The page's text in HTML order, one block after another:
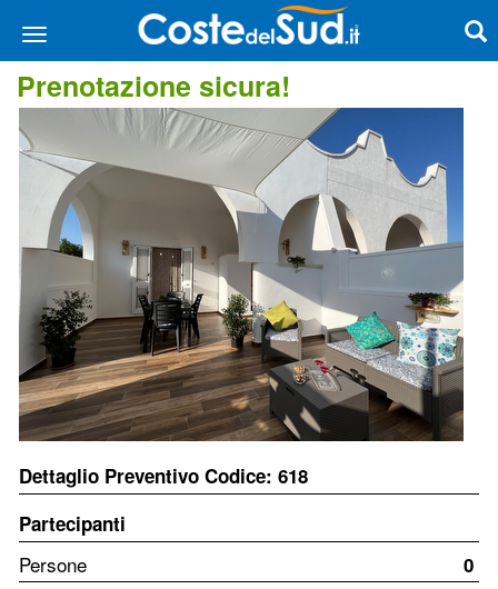
Prenotazione sicura!
Dettaglio Preventivo Codice: 618
Partecipanti
Persone 0